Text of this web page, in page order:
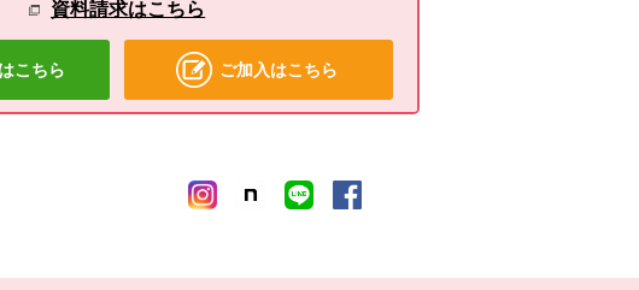
資料請求はこちら
こちら ご加入はこちら